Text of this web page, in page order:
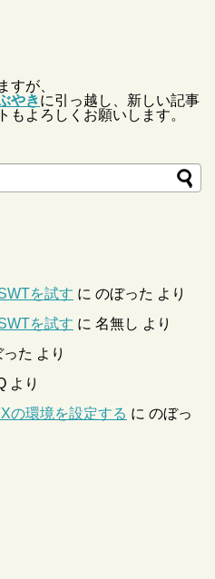
すが、
やきに引っ越し、新しい記事
もよろしくお願いします。
を試す に のぼった より
を試す に 名無し より
た より
より
の環境を設定する に のぼっ